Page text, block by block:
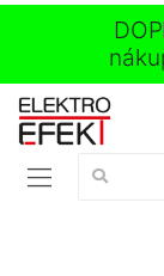
Vyhledávání: